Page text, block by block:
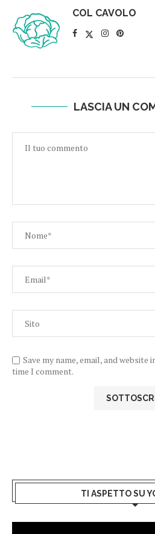
COL CAVOLO
LASCIA UN
Save my name, email, and
time I comment.
TI ASPETTO SU